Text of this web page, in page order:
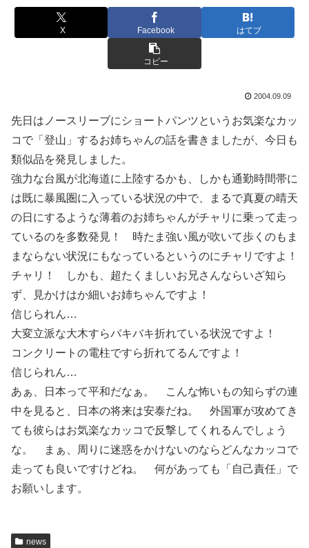
X Facebook はてブ
コピー
2004.09.09
先日はノースリーブにショートパンツというお気楽なカッ
コで「登山」するお姉ちゃんの話を書きましたが、今日も
類似品を発見しました。
強力な台風が北海道に上陸するかも、しかも通勤時間帯に
は既に暴風圏に入っている状況の中で、まるで真夏の晴天
の日にするような薄着のお姉ちゃんがチャリに乗って走っ
ているのを多数発見！ 時たま強い風が吹いて歩くのもま
まならない状況にもなっているというのにチャリですよ！
チャリ！ しかも、超たくましいお兄さんならいざ知ら
ず、見かけはか細いお姉ちゃんですよ！
信じられん…
大変立派な大木すらバキバキ折れている状況ですよ！
コンクリートの電柱ですら折れてるんですよ！
信じられん…
あぁ、日本って平和だなぁ。 こんな怖いもの知らずの連
中を見ると、日本の将来は安泰だね。 外国軍が攻めてき
ても彼らはお気楽なカッコで反撃してくれるんでしょう
な。 まぁ、周りに迷惑をかけないのならどんなカッコで
走っても良いですけどね。 何があっても「自己責任」で
お願いします。
news